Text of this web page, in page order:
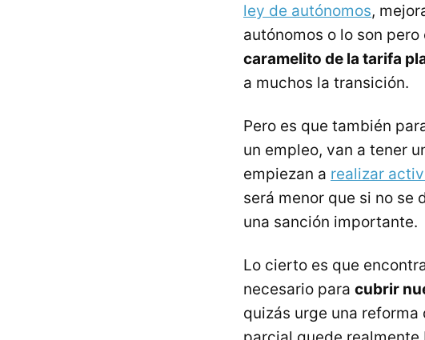
ley de autónomos,
autónomos o lo son
caramelito de la tarifa
a muchos la transición.
Pero es que también
un empleo, van a tener
empiezan a realizar
será menor que si no se
una sanción importante.
Lo cierto es que
necesario para cubrir
quizás urge una reforma